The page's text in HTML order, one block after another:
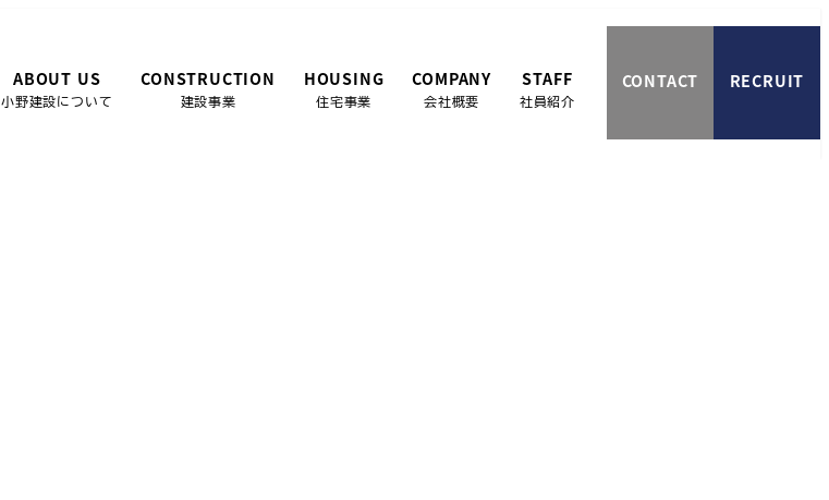
ABOUT US
小野建設について
CONSTRUCTION
建設事業
HOUSING
住宅事業
COMPANY
会社概要
STAFF
社員紹介
CONTACT RECRUIT